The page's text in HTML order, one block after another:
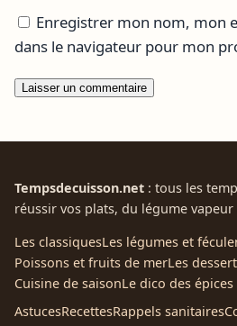
Enregistrer mon nom, mon
dans le navigateur pour mon
Tempsdecuisson.net : tous les
réussir vos plats, du légume
Les classiquesLes légumes et
Poissons et fruits de merLes
Cuisine de saisonLe dico des
AstucesRecettesRappels sanitaires